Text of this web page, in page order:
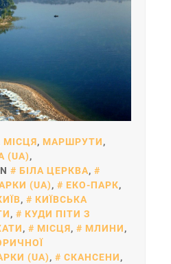
МІСЦЯ, МАРШРУТИ,
(UA),
БІЛА ЦЕРКВА,
(UA), ЕКО-ПАРК,
,
КИЇВСЬКА
,
КУДИ ПІТИ З
, МІСЦЯ, МЛИНИ,
(UA), СКАНСЕНИ,